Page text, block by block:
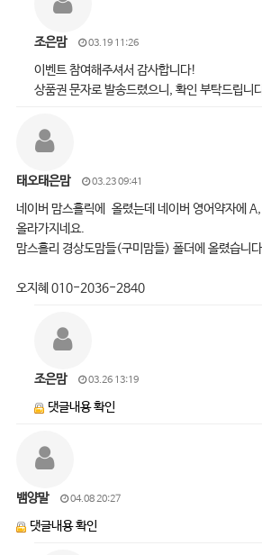
조은맘 03.19 11:26
이벤트 참여해주셔서 감사합니다!
상품권 문자로 발송드렸으니, 확인 부탁드립니
태오태은맘 03.23 09:41
네이버 맘스홀릭에 올렸는데 네이버 영어약자에
올라가지네요.
맘스홀리 경상도맘들(구미맘들) 폴더에 올렸습니
오지혜 010-2036-2840
조은맘 03.26 13:19
댓글내용 확인
뱀양말 04.08 20:27
댓글내용 확인